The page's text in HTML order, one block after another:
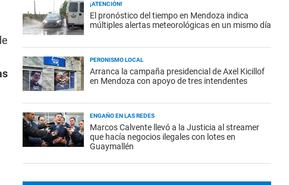
¡ATENCIÓN!
El pronóstico del tiempo en Mendoza indica
múltiples alertas meteorológicas en un mismo día
PERONISMO LOCAL
Arranca la campaña presidencial de Axel Kicillof
en Mendoza con apoyo de tres intendentes
ENGAÑO EN LAS REDES
Marcos Calvente llevó a la Justicia al streamer
que hacía negocios ilegales con lotes en
Guaymallén